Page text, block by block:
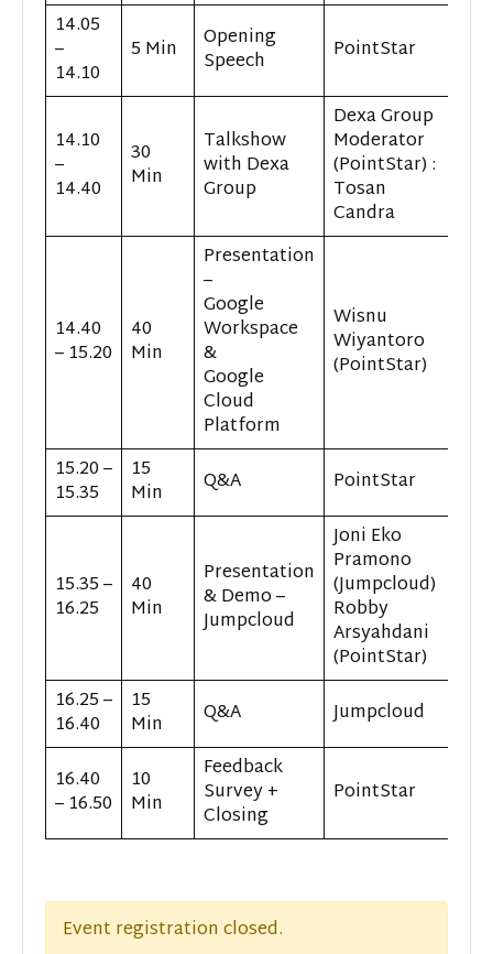
14.05
–
14.10
5 Min Opening
Speech PointStar
14.10
–
14.40
30
Min
Talkshow
with Dexa
Group
Dexa Group
Moderator
(PointStar) :
Tosan
Candra
14.40
– 15.20
40
Min
Presentation
–
Google
Workspace
&
Google
Cloud
Platform
Wisnu
Wiyantoro
(PointStar)
15.20 –
15.35
15
Min Q&A PointStar
15.35 –
16.25
40
Min
Presentation
& Demo –
Jumpcloud
Joni Eko
Pramono
(Jumpcloud)
Robby
Arsyahdani
(PointStar)
16.25 –
16.40
15
Min Q&A Jumpcloud
16.40
– 16.50
10
Min
Feedback
Survey +
Closing
PointStar
Event registration closed.